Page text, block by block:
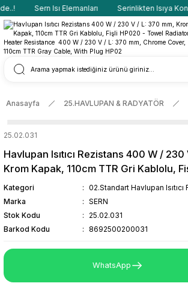
Sern Isı Elemanları Serinlikten Isıya
Anasayfa 25.HAVLUPAN & RADYATÖR
25.02.031
Havlupan Isıtıcı Rezistans 400 W /
Krom Kapak, 110cm TTR Gri Kablolu,
Kategori
02.Standart Havlupan Isıtıcı
Marka
SERN
Stok Kodu
25.02.031
Barkod Kodu
8692500200031
WhatsApp